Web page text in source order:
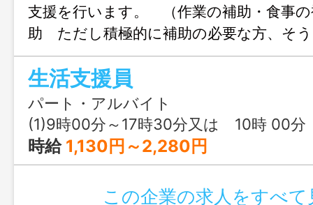
支援を行います。 （作業の補助・食事の
助 ただし積極的に補助の必要な方、そ
れます） ◆いずれも計画書等を通して
考えます。 研修・教育・指導も力を
◆必要に応じて送迎もあります（応相
は奈良市、大和郡山市、田原本町など
対応して下さる方優遇します。 ■変
の定める業務
生活支援員
パート・アルバイト
(1)9時00分～17時30分又は 10時 00分 ～ 16時 30
時給 1,130円～2,280円
この企業の求人をすべて